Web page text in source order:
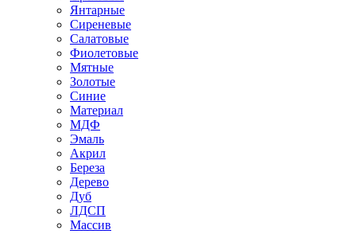
Янтарные
Сиреневые
Салатовые
Фиолетовые
Мятные
Золотые
Синие
Материал
МДФ
Эмаль
Акрил
Береза
Дерево
Дуб
ЛДСП
Массив